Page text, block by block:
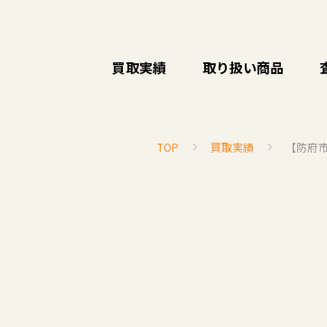
買取実績 取り扱い商品
TOP 買取実績 【防